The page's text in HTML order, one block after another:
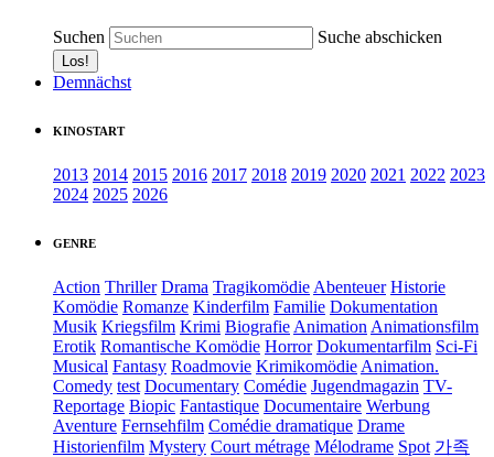
Suchen Suche abschicken
Demnächst
KINOSTART
2013 2014 2015 2016 2017 2018 2019 2020 2021 2022 2023
2024 2025 2026
GENRE
Action Thriller Drama Tragikomödie Abenteuer Historie
Komödie Romanze Kinderfilm Familie Dokumentation
Musik Kriegsfilm Krimi Biografie Animation Animationsfilm
Erotik Romantische Komödie Horror Dokumentarfilm Sci-Fi
Musical Fantasy Roadmovie Krimikomödie Animation.
Comedy test Documentary Comédie Jugendmagazin TV-
Reportage Biopic Fantastique Documentaire Werbung
Aventure Fernsehfilm Comédie dramatique Drame
Historienfilm Mystery Court métrage Mélodrame Spot 가족